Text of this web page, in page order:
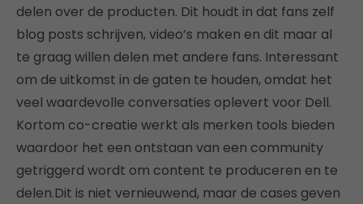
delen over de producten. Dit houdt in dat fans zelf
blog posts schrijven, video’s maken en dit maar al
te graag willen delen met andere fans. Interessant
om de uitkomst in de gaten te houden, omdat het
veel waardevolle conversaties oplevert voor Dell.
Kortom co-creatie werkt als merken tools bieden
waardoor het een ontstaan van een community
getriggerd wordt om content te produceren en te
delen.Dit is niet vernieuwend, maar de cases geven